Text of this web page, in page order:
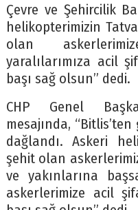
Çevre ve Şehircilik
helikopterimizin
olan
yaralılarımıza acil
başı sağ olsun” dedi.
CHP Genel
mesajında,
dağlandı. Askeri
şehit olan
ve yakınlarına
askerlerimize acil